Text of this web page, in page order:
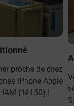
proche de chez
iPhone Apple
(14150) !